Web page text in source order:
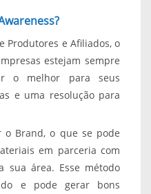
Produtores e Afiliados, o
estejam sempre
o melhor para seus
e uma resolução para
Brand, o que se pode
em parceria com
sua área. Esse método
e pode gerar bons